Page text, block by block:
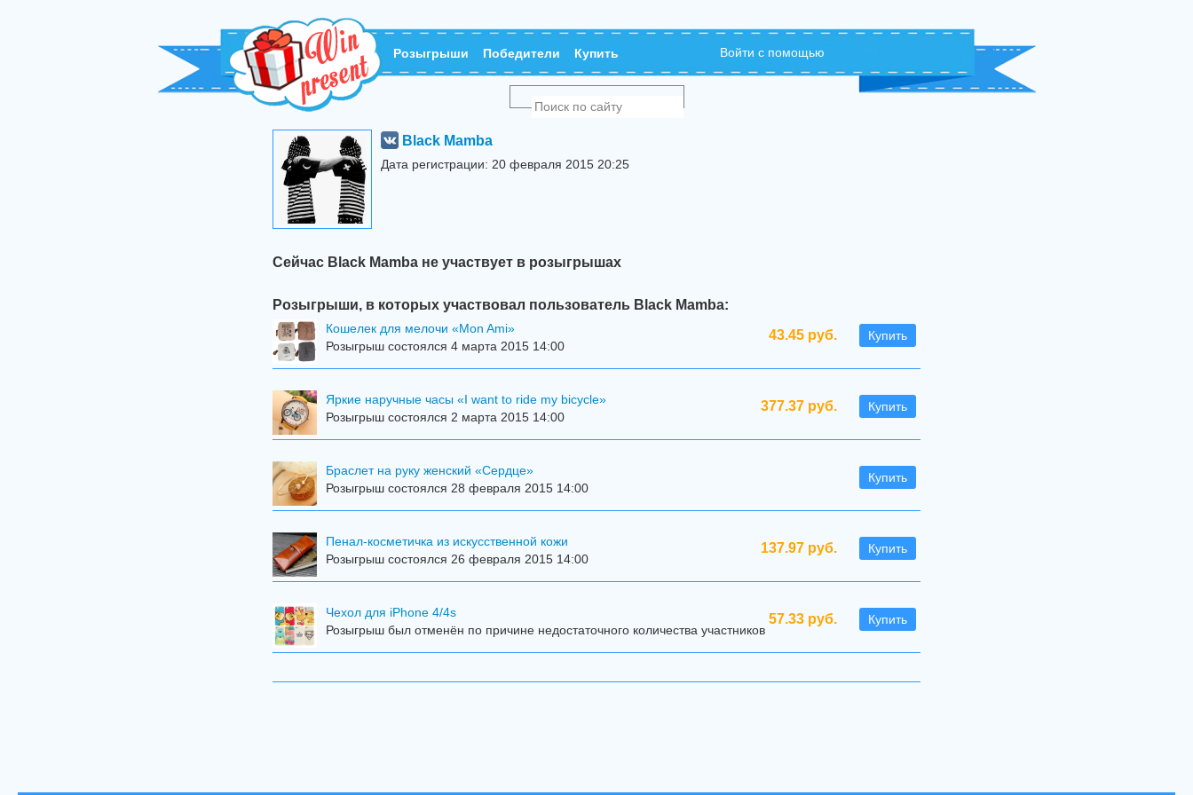
Розыгрыши Победители Купить Войти с помощью
Black Mamba
Дата регистрации: 20 февраля 2015 20:25
Сейчас Black Mamba не участвует в розыгрышах
Розыгрыши, в которых участвовал пользователь Black Mamba:
43.45 руб. Купить
Кошелек для мелочи «Mon Ami»
Розыгрыш состоялся 4 марта 2015 14:00
377.37 руб. Купить
Яркие наручные часы «I want to ride my bicycle»
Розыгрыш состоялся 2 марта 2015 14:00
Купить
Браслет на руку женский «Сердце»
Розыгрыш состоялся 28 февраля 2015 14:00
137.97 руб. Купить
Пенал-косметичка из искусственной кожи
Розыгрыш состоялся 26 февраля 2015 14:00
57.33 руб. Купить
Чехол для iPhone 4/4s
Розыгрыш был отменён по причине недостаточного количества участников